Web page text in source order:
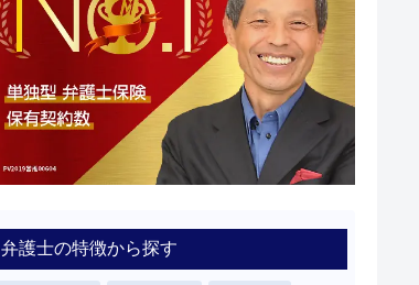
弁護士の特徴から探す